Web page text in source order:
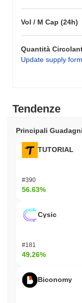
Vol / M Cap (24h)
Quantità
Update supply form
Tendenze
Principali Guadagni
TUTORIAL
#390
56.63%
Cysic
#181
49.26%
Biconomy